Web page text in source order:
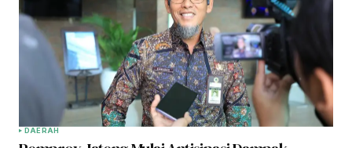
DAERAH